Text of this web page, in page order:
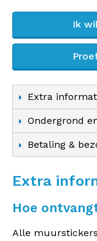
Ik
Extra
Ondergrond
Betaling &
Extra
Hoe
Alle